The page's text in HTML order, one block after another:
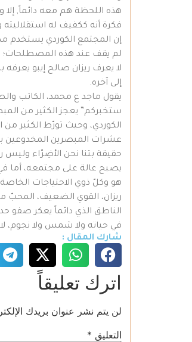
هذه اللحظة هم معه دائماً, إلا
فكرة أنه ككفيف له
إن المجتمع الكوردي يستخدم
لم يقف عند هذه
لا يعرف ريزان صالح إيبو
إلى آخره.
يقول ماجد ع محمد، الكاتب
ستخبركم” يعجز الكثير من
الكوردي، وحيث تورّط الكثير
عشرات المبصرين المخدوعين
حقيقة بتنا نحن الأضِرّاء وليس
يصبح عالة على مجتمعه، أما في
هو وكلّ ذوي الاحتياجات
ريزان، القوي الضعيف، المحبّ
الناطق الذي دائماً يعكر صفو
في حياته ولا شمس ولا نجوم، لا
شارك المقال :
اترك تعليقاً
لن يتم نشر عنوان بريدك
التعليق *